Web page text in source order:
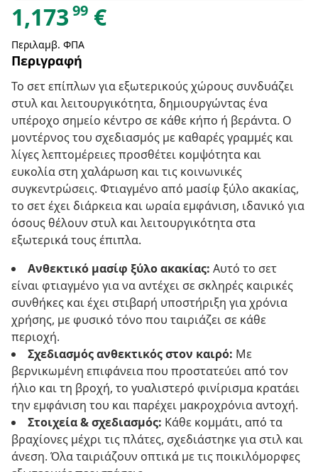
1,173 99 €
Περιλαμβ. ΦΠΑ
Περιγραφή
Το σετ επίπλων για εξωτερικούς χώρους συνδυάζει
στυλ και λειτουργικότητα, δημιουργώντας ένα
υπέροχο σημείο κέντρο σε κάθε κήπο ή βεράντα. Ο
μοντέρνος του σχεδιασμός με καθαρές γραμμές και
λίγες λεπτομέρειες προσθέτει κομψότητα και
ευκολία στη χαλάρωση και τις κοινωνικές
συγκεντρώσεις. Φτιαγμένο από μασίφ ξύλο ακακίας,
το σετ έχει διάρκεια και ωραία εμφάνιση, ιδανικό για
όσους θέλουν στυλ και λειτουργικότητα στα
εξωτερικά τους έπιπλα.
Ανθεκτικό μασίφ ξύλο ακακίας: Αυτό το σετ
είναι φτιαγμένο για να αντέχει σε σκληρές καιρικές
συνθήκες και έχει στιβαρή υποστήριξη για χρόνια
χρήσης, με φυσικό τόνο που ταιριάζει σε κάθε
περιοχή.
Σχεδιασμός ανθεκτικός στον καιρό: Με
βερνικωμένη επιφάνεια που προστατεύει από τον
ήλιο και τη βροχή, το γυαλιστερό φινίρισμα κρατάει
την εμφάνιση του και παρέχει μακροχρόνια αντοχή.
Στοιχεία & σχεδιασμός: Κάθε κομμάτι, από τα
βραχίονες μέχρι τις πλάτες, σχεδιάστηκε για στιλ και
άνεση. Όλα ταιριάζουν οπτικά με τις ποικιλόμορφες